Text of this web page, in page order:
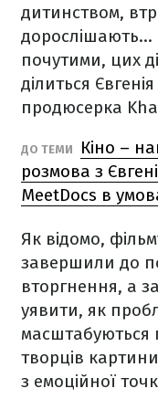
дитинством,
дорослішають…
почутими, цих
ділиться
продюсерка
ДО ТЕМИ
Кіно –
розмова з
MeetDocs в
Як відомо,
завершили до
вторгнення, а
уявити, як
масштабуються
творців
з емоційної